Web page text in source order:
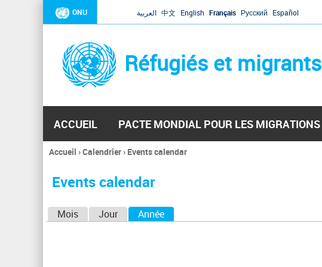
ONU العربية 中文 English Français Русский Español
Réfugiés et migrants
ACCUEIL PACTE MONDIAL POUR LES MIGRATIONS
Vous
ici
Accueil ›Calendrier› Events calendar
Events calendar
Mois Jour Année